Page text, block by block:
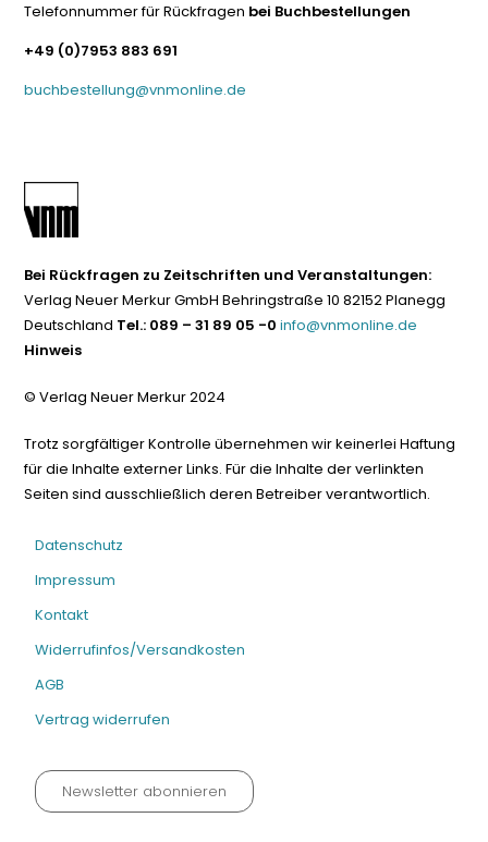
Telefonnummer für Rückfragen bei Buchbestellungen
+49 (0)7953 883 691
buchbestellung@vnmonline.de
Bei Rückfragen zu Zeitschriften und Veranstaltungen:
Verlag Neuer Merkur GmbH Behringstraße 10 82152 Planegg
Deutschland Tel.: 089 – 31 89 05 -0 info@vnmonline.de
Hinweis
© Verlag Neuer Merkur 2024
Trotz sorgfältiger Kontrolle übernehmen wir keinerlei Haftung
für die Inhalte externer Links. Für die Inhalte der verlinkten
Seiten sind ausschließlich deren Betreiber verantwortlich.
Datenschutz
Impressum
Kontakt
Widerrufinfos/Versandkosten
AGB
Vertrag widerrufen
Newsletter abonnieren